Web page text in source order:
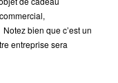
bien que c’est un
entreprise sera